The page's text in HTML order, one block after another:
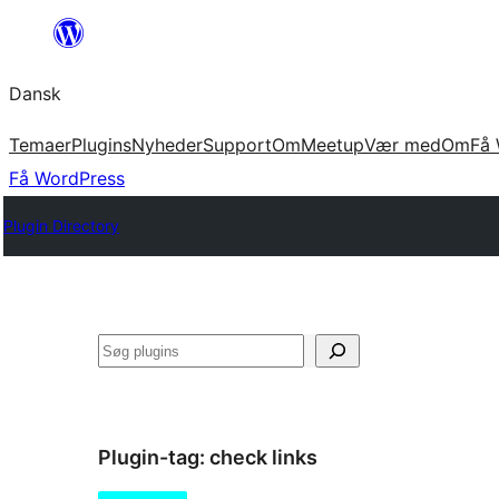
Spring
indhold
Dansk
TemaerPluginsNyhederSupportOmMeetupVær medOmFå
Få WordPress
Plugin Directory
Søg
Plugin-tag: check links